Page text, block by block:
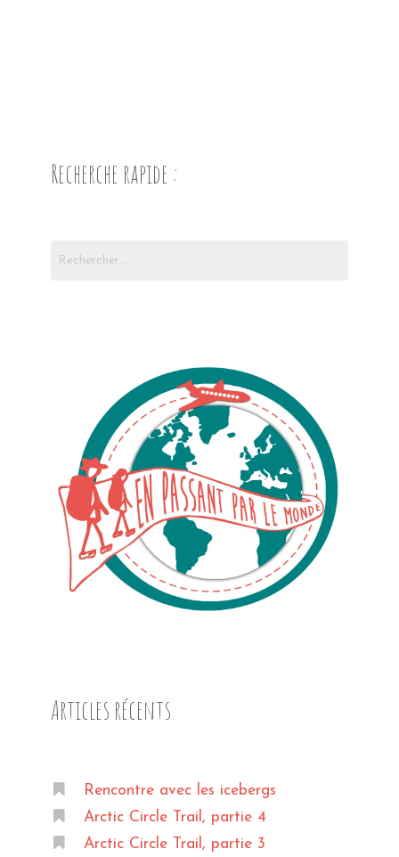
Recherche rapide :
Articles récents
Rencontre avec les icebergs
Arctic Circle Trail, partie 4
Arctic Circle Trail, partie 3